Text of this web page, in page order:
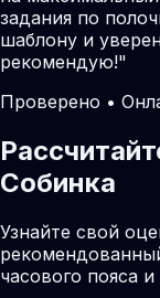
задания по
шаблону и
рекомендую!"
Проверено •
Собинка
Узнайте свой
часового пояса и